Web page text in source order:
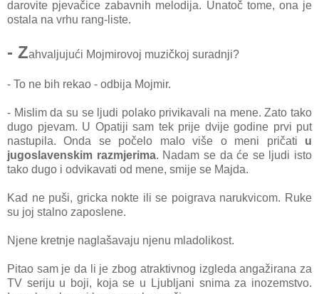
darovite pjevačice zabavnih melodija. Unatoč tome, ona je
ostala na vrhu rang-liste.
- Zahvaljujući Mojmirovoj muzičkoj suradnji?
- To ne bih rekao - odbija Mojmir.
- Mislim da su se ljudi polako privikavali na mene. Zato tako
dugo pjevam. U Opatiji sam tek prije dvije godine prvi put
nastupila. Onda se počelo malo više o meni pričati u
jugoslavenskim razmjerima. Nadam se da će se ljudi isto
tako dugo i odvikavati od mene, smije se Majda.
Kad ne puši, gricka nokte ili se poigrava narukvicom. Ruke
su joj stalno zaposlene.
Njene kretnje naglašavaju njenu mladolikost.
Pitao sam je da li je zbog atraktivnog izgleda angažirana za
TV seriju u boji, koja se u Ljubljani snima za inozemstvo.